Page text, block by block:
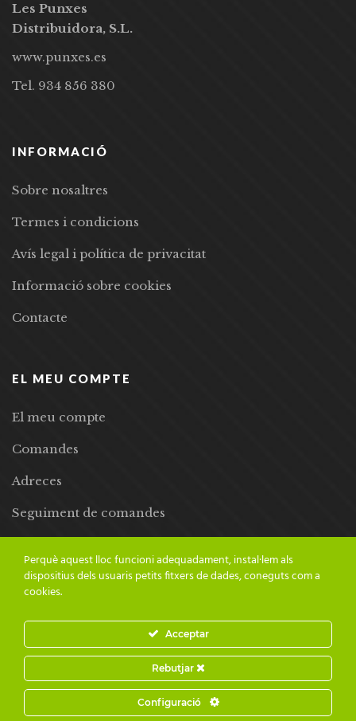
Les Punxes
Distribuidora, S.L.
www.punxes.es
Tel. 934 856 380
INFORMACIÓ
Sobre nosaltres
Termes i condicions
Avís legal i política de privacitat
Informació sobre cookies
Contacte
EL MEU COMPTE
El meu compte
Comandes
Adreces
Seguiment de comandes
© 2024 Adesiara Editorial | Tots els drets reservats | Preus amb
IVA inclòs |Grademorphic
Perquè aquest lloc funcioni adequadament, instal·lem als
dispositius dels usuaris petits fitxers de dades, coneguts com a
cookies.
Acceptar
Rebutjar
Configuració